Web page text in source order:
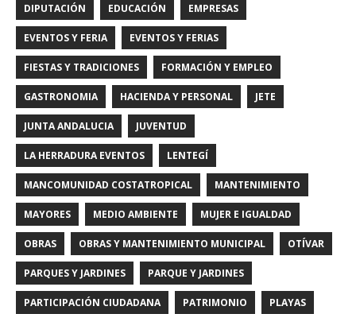
DIPUTACIÓN EDUCACIÓN EMPRESAS
EVENTOS Y FERIA EVENTOS Y FERIAS
FIESTAS Y TRADICIONES FORMACIÓN Y EMPLEO
GASTRONOMIA HACIENDA Y PERSONAL JETE
JUNTA ANDALUCIA JUVENTUD
LA HERRADURA EVENTOS LENTEGÍ
MANCOMUNIDAD COSTATROPICAL MANTENIMIENTO
MAYORES MEDIO AMBIENTE MUJER E IGUALDAD
OBRAS OBRAS Y MANTENIMIENTO MUNICIPAL OTÍVAR
PARQUES Y JARDINES PARQUE Y JARDINES
PARTICIPACIÓN CIUDADANA PATRIMONIO PLAYAS